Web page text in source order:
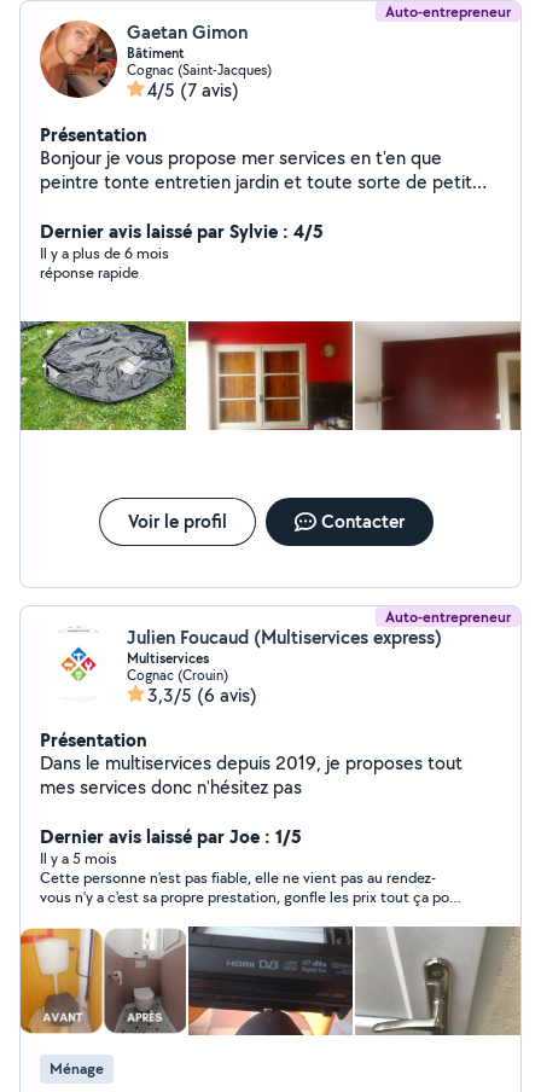
Auto-entrepreneur
Gaetan Gimon
Bâtiment
Cognac (Saint-Jacques)
4/5 (7 avis)
Présentation
Bonjour je vous propose mer services en t'en que
peintre tonte entretien jardin et toute sorte de petit
Dernier avis laissé par Sylvie : 4/5
Il y a plus de 6 mois
réponse rapide
Voir le profil Contacter
Auto-entrepreneur
Julien Foucaud (Multiservices express)
Multiservices
Cognac (Crouin)
3,3/5 (6 avis)
Présentation
Dans le multiservices depuis 2019, je proposes tout
mes services donc n'hésitez pas
Dernier avis laissé par Joe : 1/5
Il y a 5 mois
Cette personne n'est pas fiable, elle ne vient pas au rendez-
vous n'y a c'est sa propre prestation, gonfle les prix tout ça pour
contact très gentil et avenant a essayer d'arranger les gens,
mais pourquoi ? faire espérer une prestation sans jamais s'y
tenir ? vraiment pas recommandable du tout.
Ménage